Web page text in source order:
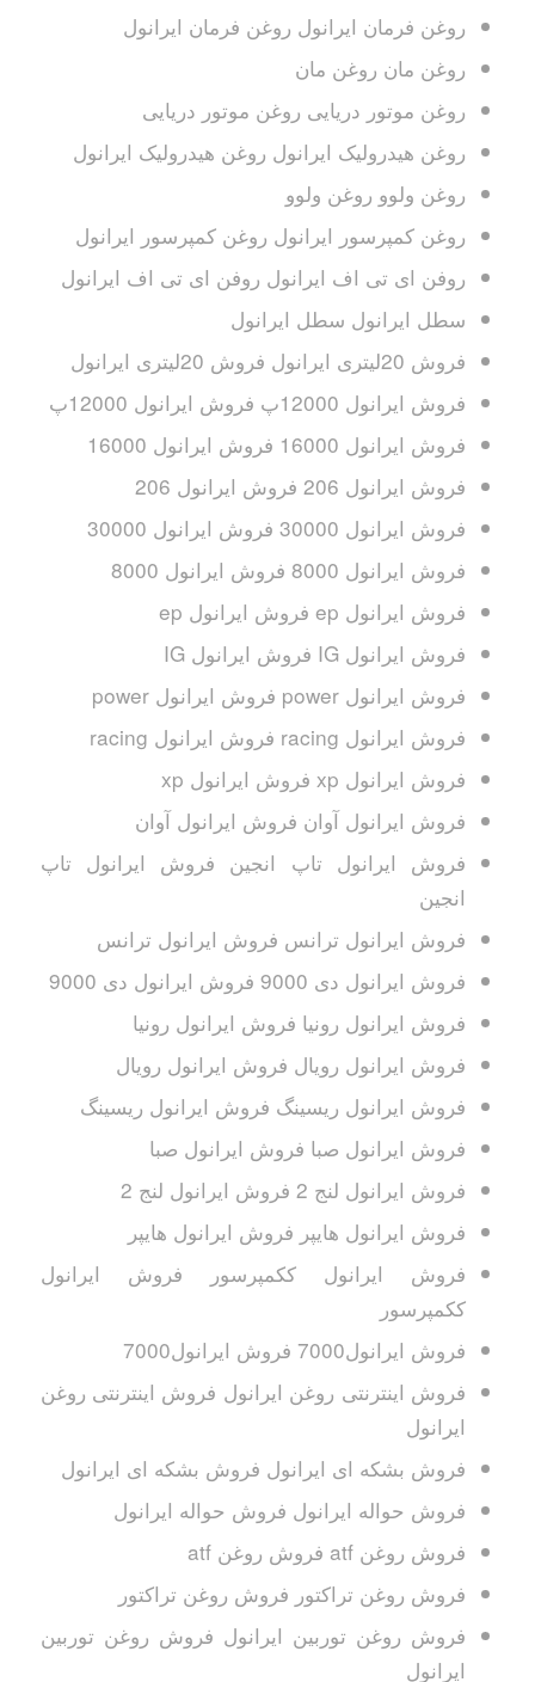
روغن فرمان ایرانول روغن فرمان ایرانول
روغن مان روغن مان
روغن موتور دریایی روغن موتور دریایی
روغن هیدرولیک ایرانول روغن هیدرولیک ایرانول
روغن ولوو روغن ولوو
روغن کمپرسور ایرانول روغن کمپرسور ایرانول
روفن ای تی اف ایرانول روفن ای تی اف ایرانول
سطل ایرانول سطل ایرانول
فروش 20لیتری ایرانول فروش 20لیتری ایرانول
فروش ایرانول 12000پ فروش ایرانول 12000پ
فروش ایرانول 16000 فروش ایرانول 16000
فروش ایرانول 206 فروش ایرانول 206
فروش ایرانول 30000 فروش ایرانول 30000
فروش ایرانول 8000 فروش ایرانول 8000
فروش ایرانول ep فروش ایرانول ep
فروش ایرانول IG فروش ایرانول IG
فروش ایرانول power فروش ایرانول power
فروش ایرانول racing فروش ایرانول racing
فروش ایرانول xp فروش ایرانول xp
فروش ایرانول آوان فروش ایرانول آوان
فروش ایرانول تاپ انجین فروش ایرانول تاپ
انجین
فروش ایرانول ترانس فروش ایرانول ترانس
فروش ایرانول دی 9000 فروش ایرانول دی 9000
فروش ایرانول رونیا فروش ایرانول رونیا
فروش ایرانول رویال فروش ایرانول رویال
فروش ایرانول ریسینگ فروش ایرانول ریسینگ
فروش ایرانول صبا فروش ایرانول صبا
فروش ایرانول لنج 2 فروش ایرانول لنج 2
فروش ایرانول هایپر فروش ایرانول هایپر
فروش ایرانول ککمپرسور فروش ایرانول
ککمپرسور
فروش ایرانول7000 فروش ایرانول7000
فروش اینترنتی روغن ایرانول فروش اینترنتی روغن
ایرانول
فروش بشکه ای ایرانول فروش بشکه ای ایرانول
فروش حواله ایرانول فروش حواله ایرانول
فروش روغن atf فروش روغن atf
فروش روغن تراکتور فروش روغن تراکتور
فروش روغن توربین ایرانول فروش روغن توربین
ایرانول